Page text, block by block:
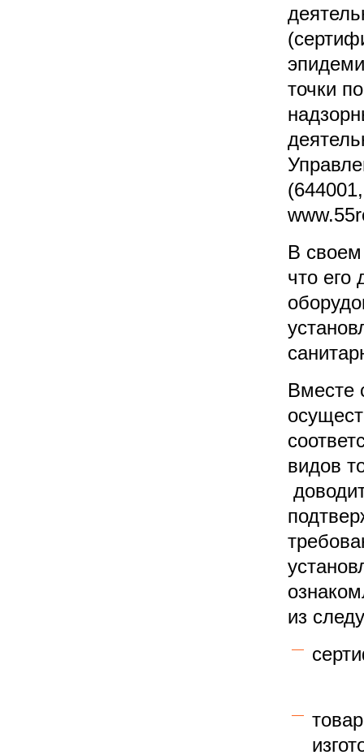
точки
В
что его
Вместе
видов
из